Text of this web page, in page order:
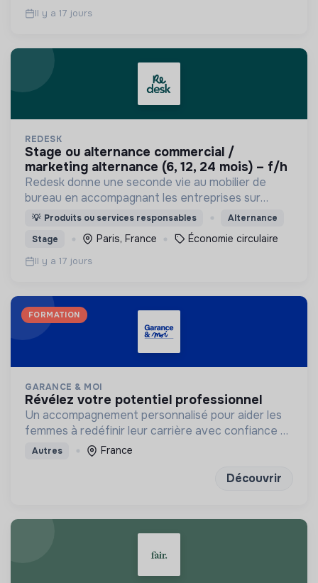
Il y a 17 jours
REDESK
stage ou alternance commercial /
marketing alternance (6, 12, 24 mois) – f/h
Redesk donne une seconde vie au mobilier de
bureau en accompagnant les entreprises sur
toutes les problématiques liées à l'économie
circulaire dans le domaine du mobilier
professionnel.
💡 Produits ou services responsables
Alternance
Stage
Paris, France Économie circulaire
Il y a 17 jours
FORMATION
GARANCE & MOI
révélez votre potentiel professionnel
Un accompagnement personnalisé pour aider les
femmes à redéfinir leur carrière avec confiance et
clarté
Autres France
Découvrir